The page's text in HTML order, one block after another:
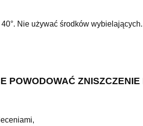
Nie używać środków
POWODOWAĆ